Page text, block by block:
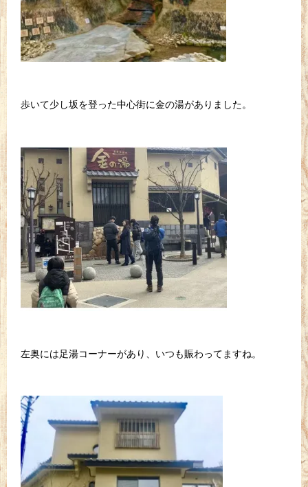
歩いて少し坂を登った中心街に金の湯がありました。
左奥には足湯コーナーがあり、いつも賑わってますね。